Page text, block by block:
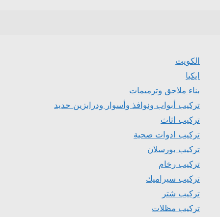
الكويت
ايكيا
بناء ملاحق وترميمات
تركيب أبواب ونوافذ وأسوار ودرابزين حديد
تركيب اثاث
تركيب ادوات صحية
تركيب بورسلان
تركيب رخام
تركيب سيراميك
تركيب شتر
تركيب مظلات